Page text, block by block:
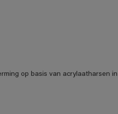
op basis van acrylaatharsen